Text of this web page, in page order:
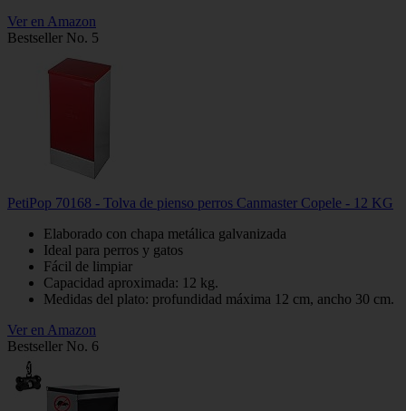
Ver en Amazon
Bestseller No. 5
PetiPop 70168 - Tolva de pienso perros Canmaster Copele - 12 KG
Elaborado con chapa metálica galvanizada
Ideal para perros y gatos
Fácil de limpiar
Capacidad aproximada: 12 kg.
Medidas del plato: profundidad máxima 12 cm, ancho 30 cm.
Ver en Amazon
Bestseller No. 6